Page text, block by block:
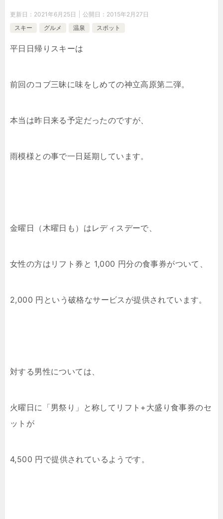
更新日： 2021年6月25日 公開日： 2015年2月27日
スキー
グルメ 温泉 スポット
平日日帰りスキーは
前回のコブ三昧に味をしめての神立高原第二弾。
本当は昨日来る予定だったのですが、
雨模様との事で一日延期しています。
金曜日（木曜日も）はレディスデーで、
女性の方はリフト券と 1,000 円分の食事券がついて、
2,000 円という破格なサービスが提供されています。
対する男性については、
火曜日に「男祭り」と称してリフト+大盛り食事券のセ
ットが
4,500 円で提供されているようです。